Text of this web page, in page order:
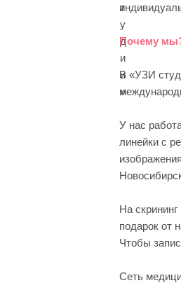
Почему
В «УЗИ
У нас
линейки с
На
подарок от
Чтобы
Сеть